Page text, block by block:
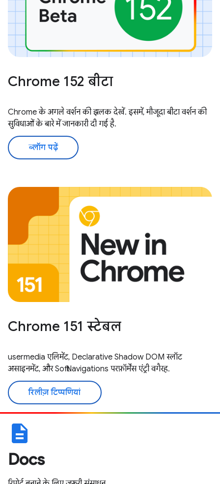
Chrome 152 बीटा
Chrome के अगले वर्शन की झलक देखें. इसमें, मौजूदा बीटा वर्शन की
सुविधाओं के बारे में जानकारी दी गई है.
ब्लॉग पढ़ें
Chrome 151 स्टेबल
usermedia एलिमेंट, Declarative Shadow DOM स्लॉट
असाइनमेंट, और Soft Navigations परफ़ॉर्मेंस एंट्री वगैरह.
रिलीज़ टिप्पणियां
description
Docs